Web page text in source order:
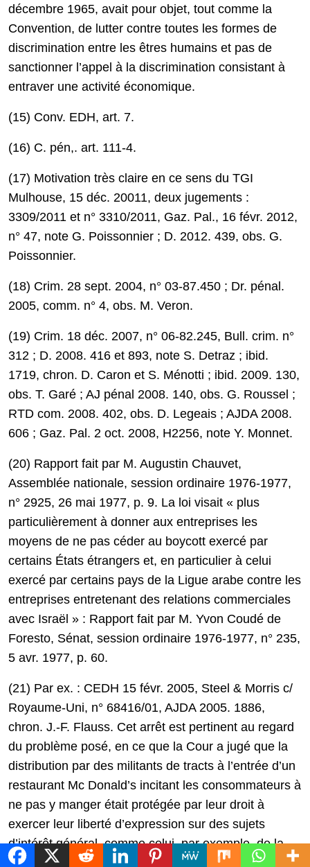
décembre 1965, avait pour objet, tout comme la
Convention, de lutter contre toutes les formes de
discrimination entre les êtres humains et pas de
sanctionner l’appel à la discrimination consistant à
entraver une activité économique.
(15) Conv. EDH, art. 7.
(16) C. pén,. art. 111-4.
(17) Motivation très claire en ce sens du TGI
Mulhouse, 15 déc. 20011, deux jugements :
3309/2011 et n° 3310/2011, Gaz. Pal., 16 févr. 2012,
n° 47, note G. Poissonnier ; D. 2012. 439, obs. G.
Poissonnier.
(18) Crim. 28 sept. 2004, n° 03-87.450 ; Dr. pénal.
2005, comm. n° 4, obs. M. Veron.
(19) Crim. 18 déc. 2007, n° 06-82.245, Bull. crim. n°
312 ; D. 2008. 416 et 893, note S. Detraz ; ibid.
1719, chron. D. Caron et S. Ménotti ; ibid. 2009. 130,
obs. T. Garé ; AJ pénal 2008. 140, obs. G. Roussel ;
RTD com. 2008. 402, obs. D. Legeais ; AJDA 2008.
606 ; Gaz. Pal. 2 oct. 2008, H2256, note Y. Monnet.
(20) Rapport fait par M. Augustin Chauvet,
Assemblée nationale, session ordinaire 1976-1977,
n° 2925, 26 mai 1977, p. 9. La loi visait « plus
particulièrement à donner aux entreprises les
moyens de ne pas céder au boycott exercé par
certains États étrangers et, en particulier à celui
exercé par certains pays de la Ligue arabe contre les
entreprises entretenant des relations commerciales
avec Israël » : Rapport fait par M. Yvon Coudé de
Foresto, Sénat, session ordinaire 1976-1977, n° 235,
5 avr. 1977, p. 60.
(21) Par ex. : CEDH 15 févr. 2005, Steel & Morris c/
Royaume-Uni, n° 68416/01, AJDA 2005. 1886,
chron. J.-F. Flauss. Cet arrêt est pertinent au regard
du problème posé, en ce que la Cour a jugé que la
distribution par des militants de tracts à l’entrée d’un
restaurant Mc Donald’s incitant les consommateurs à
ne pas y manger était protégée par leur droit à
exercer leur liberté d’expression sur des sujets
d’intérêt général, comme celui, par exemple, de la
qualité de l’alimentation ou du respect de